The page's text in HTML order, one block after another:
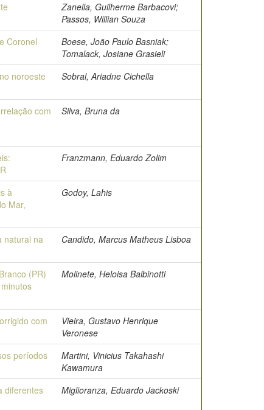
Zanella, Guilherme Barbacovi;
Passos, Willian Souza
Coronel
Boese, João Paulo Basniak;
Tomalack, Josiane Grasieli
noroeste
Sobral, Ariadne Cichella
com
Silva, Bruna da
Franzmann, Eduardo Zolim
à
Mar,
Godoy, Lahis
natural na
Candido, Marcus Matheus Lisboa
(PR)
Molinete, Heloisa Balbinotti
com
Vieira, Gustavo Henrique
Veronese
períodos
Martini, Vinicius Takahashi
Kawamura
diferentes
Miglioranza, Eduardo Jackoski